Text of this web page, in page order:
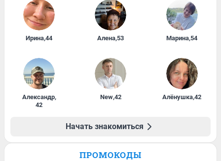
Ирина,44 Алена,53 Марина,54
Александр,
42
New,42 Алёнушка,42
Начать знакомиться
ПРОМОКОДЫ